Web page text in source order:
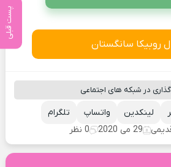
پست قبلی
روبیکا سانگستان
در شبکه های اجتماعی
تلگرام واتساپ لینکدین
29 می 2020 0 نظر